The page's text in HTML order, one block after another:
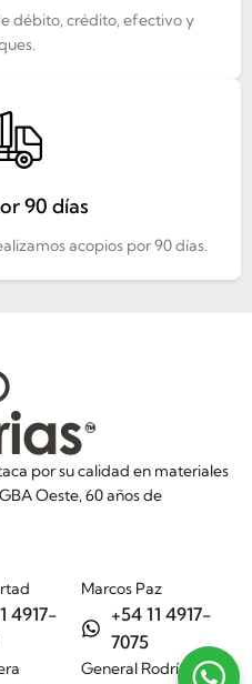
débito, crédito, efectivo y
90 días
acopios por 90 días.
por su calidad en materiales
Oeste, 60 años de
4917-
Marcos Paz
+54 11 4917-
7075
General Rodríguez